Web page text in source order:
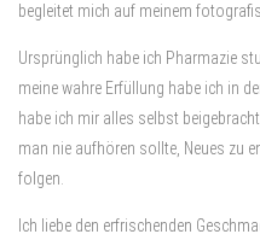
begleitet mich auf meinem
Ursprünglich habe ich Pharmazie
meine wahre Erfüllung habe ich in
habe ich mir alles selbst
man nie aufhören sollte, Neues zu
folgen.
Ich liebe den erfrischenden